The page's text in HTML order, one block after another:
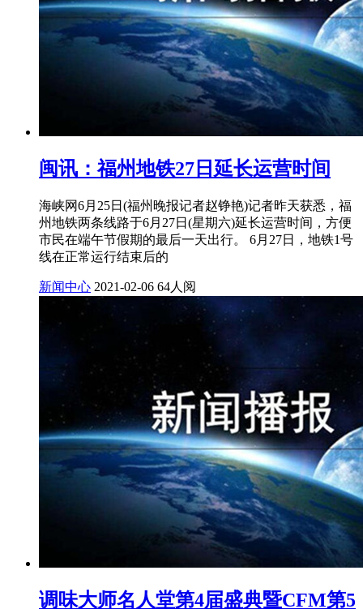
闽讯：福州地铁27日延长运营时间
海峡网6月25日(福州晚报记者赵铮艳)记者昨天获悉，福
州地铁两条线路于6月27日(星期六)延长运营时间，方便
市民在端午节假期的最后一天出行。 6月27日，地铁1号
线在正常运行结束后的
新闻中心 2021-02-06 64人阅
调味大师名人堂第4届盛典暨CFM第5